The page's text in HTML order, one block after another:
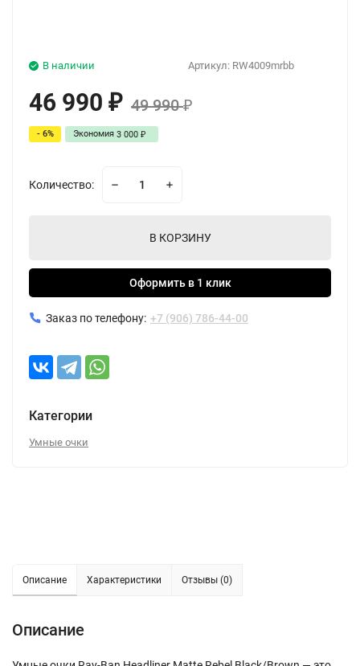
Артикул: RW4009mrbb
В наличии
46 990 ₽ 49 990₽
- 6% Экономия 3 000 ₽
Количество:
В КОРЗИНУ
Оформить в 1 клик
Заказ по телефону: +7 (906) 786-44-00
Категории
Умные очки
Описание Характеристики Отзывы (0)
Описание